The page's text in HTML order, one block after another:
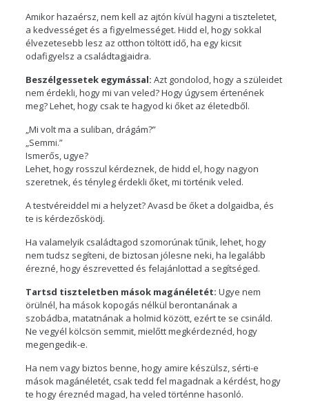
Amikor hazaérsz, nem kell az ajtón kívül hagyni a tiszteletet,
a kedvességet és a figyelmességet. Hidd el, hogy sokkal
élvezetesebb lesz az otthon töltött idő, ha egy kicsit
odafigyelsz a családtagjaidra.
Beszélgessetek egymással: Azt gondolod, hogy a szüleidet
nem érdekli, hogy mi van veled? Hogy úgysem értenének
meg? Lehet, hogy csak te hagyod ki őket az életedből.
„Mi volt ma a suliban, drágám?”
„Semmi.”
Ismerős, ugye?
Lehet, hogy rosszul kérdeznek, de hidd el, hogy nagyon
szeretnek, és tényleg érdekli őket, mi történik veled.
A testvéreiddel mi a helyzet? Avasd be őket a dolgaidba, és
te is kérdezősködj.
Ha valamelyik családtagod szomorúnak tűnik, lehet, hogy
nem tudsz segíteni, de biztosan jólesne neki, ha legalább
érezné, hogy észrevetted és felajánlottad a segítséged.
Tartsd tiszteletben mások magánéletét: Ugye nem
örülnél, ha mások kopogás nélkül berontanának a
szobádba, matatnának a holmid között, ezért te se csináld.
Ne vegyél kölcsön semmit, mielőtt megkérdeznéd, hogy
megengedik-e.
Ha nem vagy biztos benne, hogy amire készülsz, sérti-e
mások magánéletét, csak tedd fel magadnak a kérdést, hogy
te hogy éreznéd magad, ha veled történne hasonló.